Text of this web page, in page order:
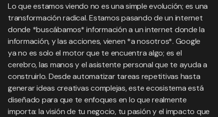
Lo que estamos viendo no es una simple evolución; es una
transformación radical. Estamos pasando de un internet
donde *buscábamos* información a un internet donde la
información, y las acciones, vienen *a nosotros*. Google
ya no es solo el motor que te encuentra algo; es el
cerebro, las manos y el asistente personal que te ayuda a
construirlo. Desde automatizar tareas repetitivas hasta
generar ideas creativas complejas, este ecosistema está
diseñado para que te enfoques en lo que realmente
importa: la visión de tu negocio, tu pasión y el impacto que